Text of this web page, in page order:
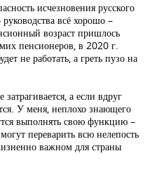
исчезновения русского
всё хорошо –
возраст пришлось
пенсионеров, в 2020 г.
не работать, а греть пузо на
а если вдруг
У меня, неплохо знающего
выполнять свою функцию –
переварить всю нелепость
важном для страны